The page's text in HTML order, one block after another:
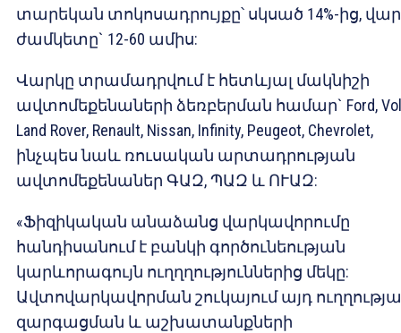
տարեկան տոկոսադրույքը՝ սկսած 14%-ից,
ժամկետը` 12-60 ամիս:
Վարկը տրամադրվում է հետևյալ մակնիշի
ավտոմեքենաների ձեռբերման համար` Ford,
Land Rover, Renault, Nissan, Infinity, Peugeot, Chevrolet,
ինչպես նաև ռուսական արտադրության
ավտոմեքենաներ ԳԱԶ, ՊԱԶ և ՈՒԱԶ:
«Ֆիզիկական անաձանց վարկավորումը
հանդիսանում է բանկի գործունեության
կարևորագույն ուղղղություններից մեկը:
Ավտովարկավորման շուկայում այդ
զարգացման և աշխատանքների